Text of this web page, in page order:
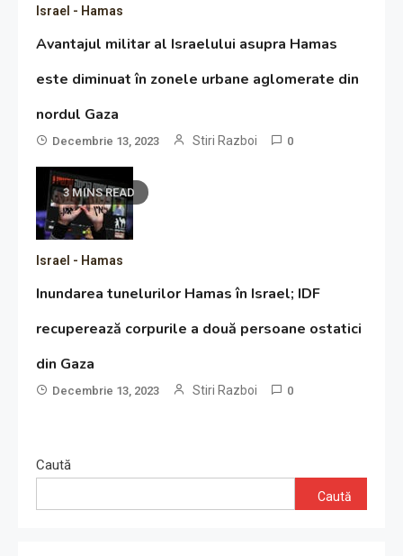
Israel - Hamas
Avantajul militar al Israelului asupra Hamas
este diminuat în zonele urbane aglomerate din
nordul Gaza
Decembrie 13, 2023 Stiri Razboi 0
3 MINS READ
Israel - Hamas
Inundarea tunelurilor Hamas în Israel; IDF
recuperează corpurile a două persoane ostatici
din Gaza
Decembrie 13, 2023 Stiri Razboi 0
Caută
Caută